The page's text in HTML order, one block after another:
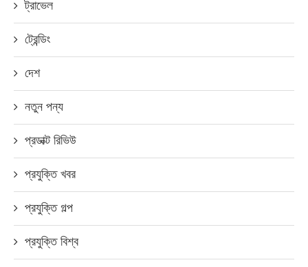
ট্রাভেল
ট্রেন্ডিং
দেশ
নতুন পন্য
প্রডাক্ট রিভিউ
প্রযুক্তি খবর
প্রযুক্তি গল্প
প্রযুক্তি বিশ্ব